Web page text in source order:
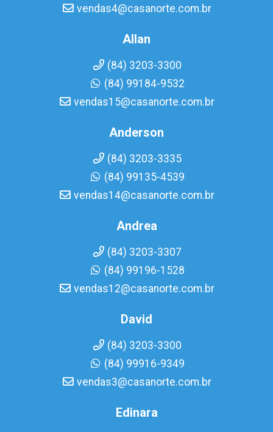
vendas4@casanorte.com.br
Allan
(84) 3203-3300
(84) 99184-9532
vendas15@casanorte.com.br
Anderson
(84) 3203-3335
(84) 99135-4539
vendas14@casanorte.com.br
Andrea
(84) 3203-3307
(84) 99196-1528
vendas12@casanorte.com.br
David
(84) 3203-3300
(84) 99916-9349
vendas3@casanorte.com.br
Edinara